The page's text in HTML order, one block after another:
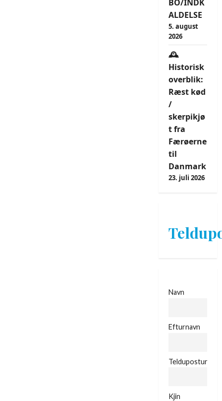
BO/INDK
ALDELSE
5. august
2026
🕰️
Historisk
overblik:
Ræst kød
/
skerpikjø
t fra
Færøerne
til
Danmark
23. juli 2026
Navn
Efturnavn
Teldupostur
Kjin